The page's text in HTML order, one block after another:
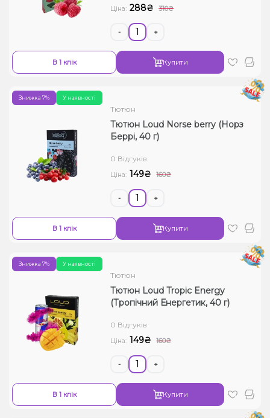
Ціна: 288₴ 310₴
- +
В 1 клік Купити
У наявності
Знижка 7%
Тютюн
Тютюн Loud Norse berry (Норз
Беррі, 40 г)
0 Відгуків
Ціна: 149₴ 160₴
- +
В 1 клік Купити
У наявності
Знижка 7%
Тютюн
Тютюн Loud Tropic Energy
(Тропічний Енергетик, 40 г)
0 Відгуків
Ціна: 149₴ 160₴
- +
В 1 клік Купити